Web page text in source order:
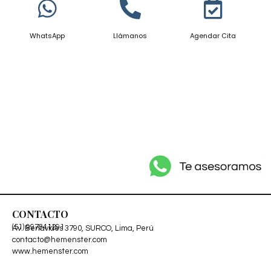
WhatsApp Llámanos Agendar Cita
CONTACTO
(51) 997841291
Av. Benavides 3790, SURCO, Lima, Perú
contacto@hemenster.com
www.hemenster.com